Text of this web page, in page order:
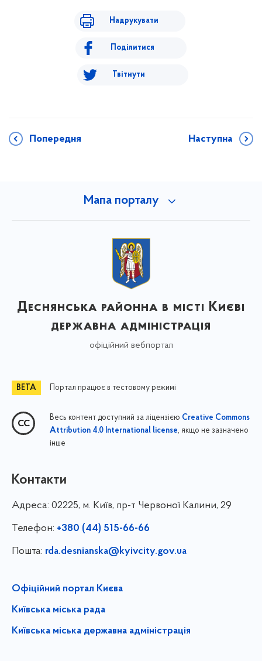
Надрукувати
Поділитися
Твітнути
Попередня Наступна
Мапа порталу
Деснянська районна в місті Києві
державна адміністрація
офіційний вебпортал
Портал працює в тестовому режимі
Весь контент доступний за ліцензією Creative Commons
Attribution 4.0 International license, якщо не зазначено
інше
Контакти
Адреса: 02225, м. Київ, пр-т Червоної Калини, 29
Телефон: +380 (44) 515-66-66
Пошта: rda.desnianska@kyivcity.gov.ua
Офіційний портал Києва
Київська міська рада
Київська міська державна адміністрація